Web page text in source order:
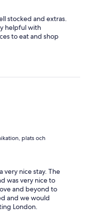
stocked and extras.
helpful with
to eat and shop
plats och
very nice stay. The
was very nice to
and beyond to
and we would
London.